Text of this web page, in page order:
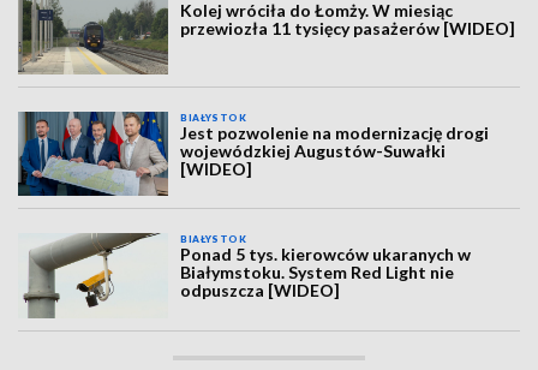
Kolej wróciła do Łomży. W miesiąc
przewiozła 11 tysięcy pasażerów [WIDEO]
BIAŁYSTOK
Jest pozwolenie na modernizację drogi
wojewódzkiej Augustów-Suwałki
[WIDEO]
BIAŁYSTOK
Ponad 5 tys. kierowców ukaranych w
Białymstoku. System Red Light nie
odpuszcza [WIDEO]